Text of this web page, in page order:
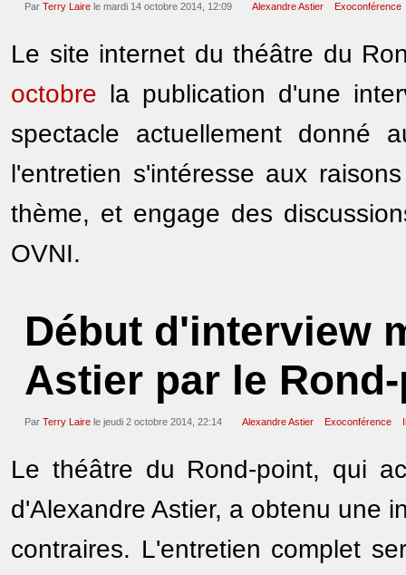
Par Terry Laire le mardi 14 octobre 2014, 12:09 Alexandre Astier Exoconférence
Le site internet du théâtre du
octobre la publication d'une
spectacle actuellement donné
l'entretien s'intéresse aux
thème, et engage des
OVNI.
Début d'interview
Astier par le
Par Terry Laire le jeudi 2 octobre 2014, 22:14 Alexandre Astier Exoconférence
Le théâtre du Rond-point, qui
d'Alexandre Astier, a obtenu une
contraires. L'entretien complet